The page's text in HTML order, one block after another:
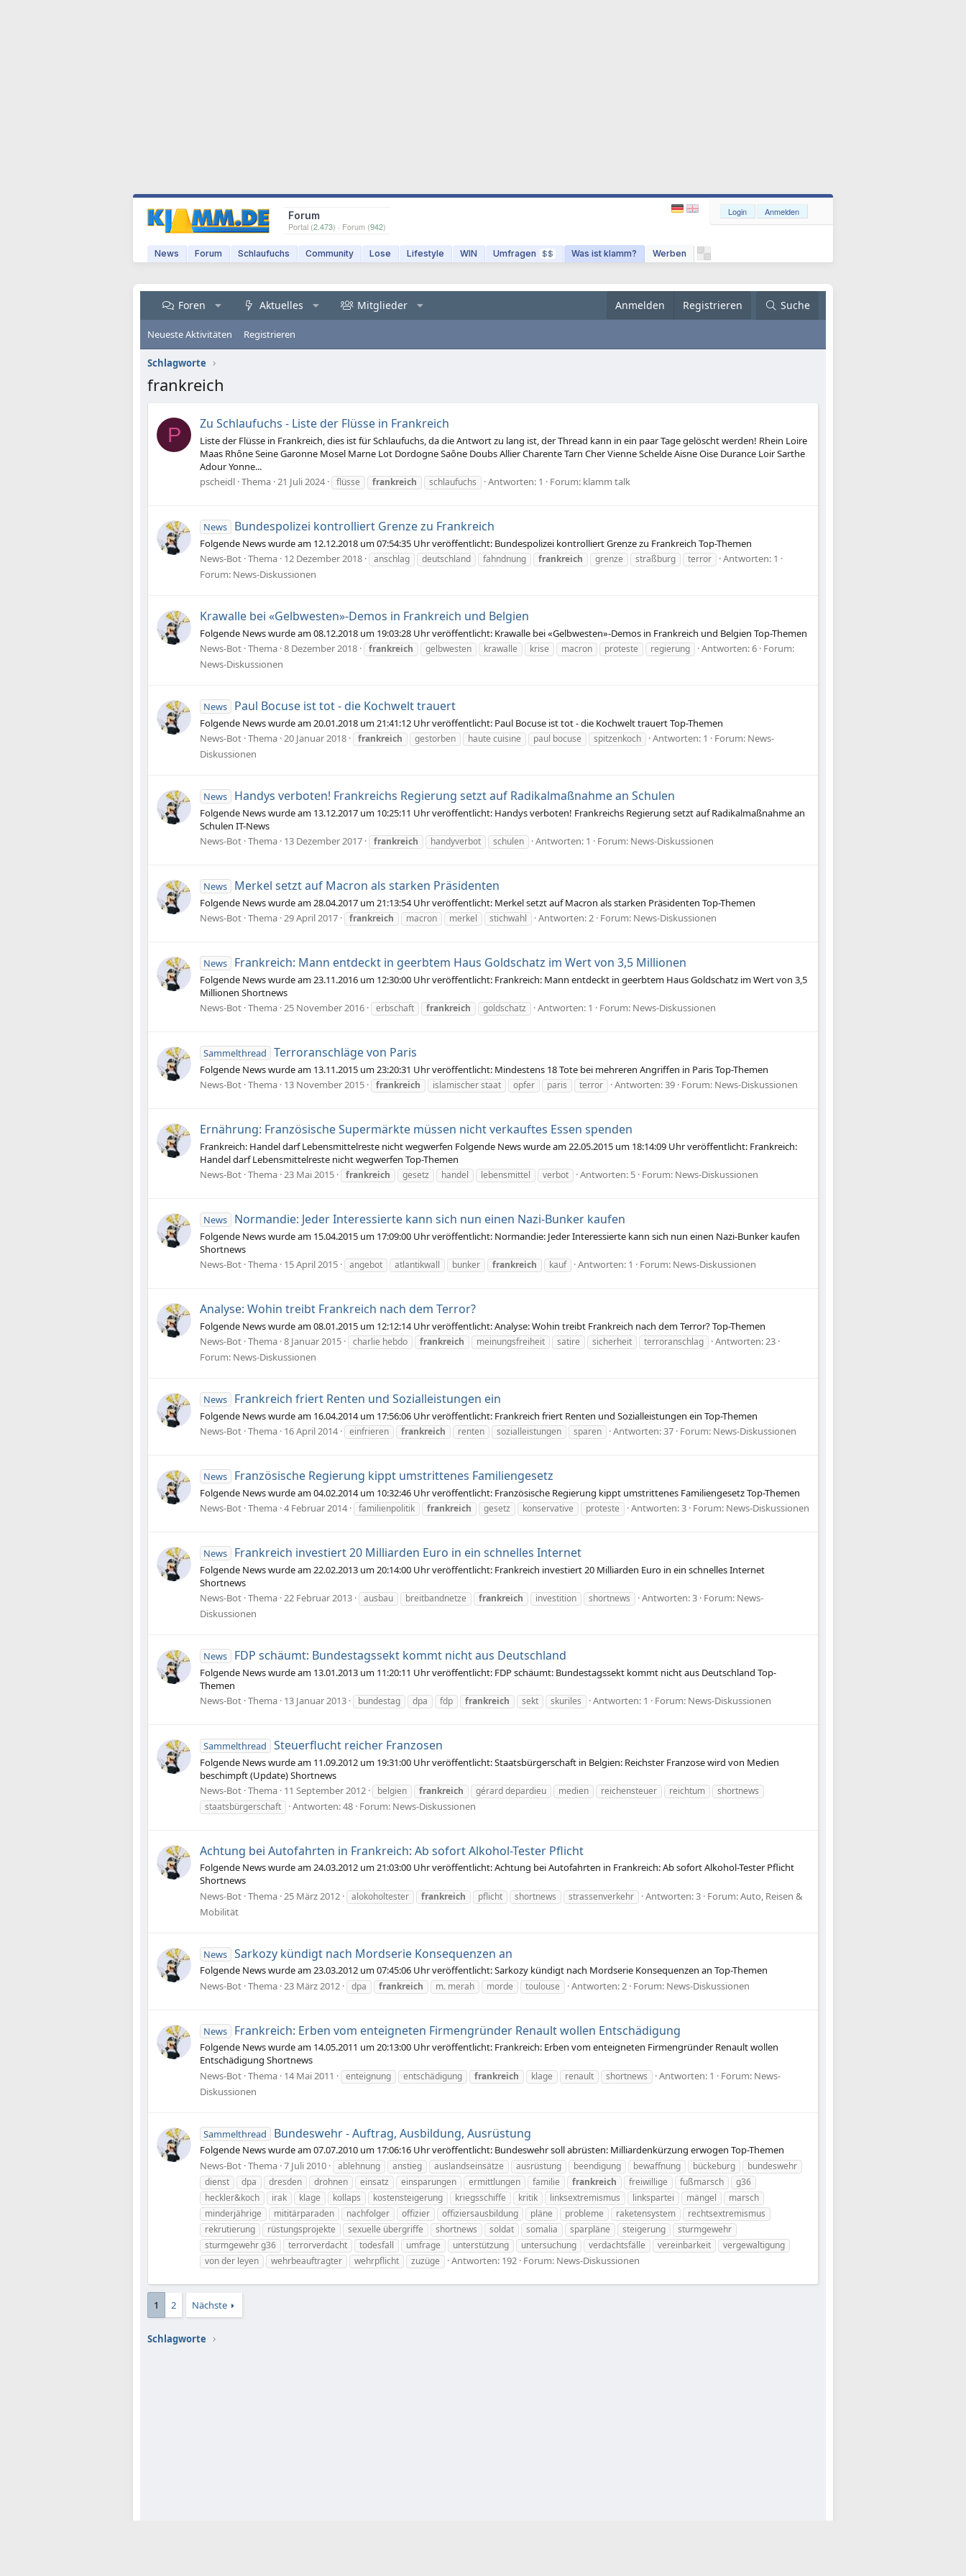
Forum
Portal (2.473) · Forum (942)
News Forum Schlaufuchs Community Lose Lifestyle WIN Umfragen $$ Was ist klamm? Werben
Login Anmelden
Foren Aktuelles Mitglieder Anmelden Registrieren Suche
Neueste Aktivitäten Registrieren
Schlagworte
frankreich
P Zu Schlaufuchs - Liste der Flüsse in Frankreich
Liste der Flüsse in Frankreich, dies ist für Schlaufuchs, da die Antwort zu lang ist, der Thread kann in ein paar Tage gelöscht werden! Rhein Loire
Maas Rhône Seine Garonne Mosel Marne Lot Dordogne Saône Doubs Allier Charente Tarn Cher Vienne Schelde Aisne Oise Durance Loir Sarthe
Adour Yonne...
pscheidl Thema 21 Juli 2024 flüsse frankreich schlaufuchs Antworten: 1 Forum: klamm talk
News Bundespolizei kontrolliert Grenze zu Frankreich
Folgende News wurde am 12.12.2018 um 07:54:35 Uhr veröffentlicht: Bundespolizei kontrolliert Grenze zu Frankreich Top-Themen
News-Bot Thema 12 Dezember 2018 anschlag deutschland fahndnung frankreich grenze straßburg terror
Antworten: 1
Forum: News-Diskussionen
Krawalle bei «Gelbwesten»-Demos in Frankreich und Belgien
Folgende News wurde am 08.12.2018 um 19:03:28 Uhr veröffentlicht: Krawalle bei «Gelbwesten»-Demos in Frankreich und Belgien Top-Themen
News-Bot Thema 8 Dezember 2018 frankreich gelbwesten krawalle krise macron proteste regierung Antworten: 6 Forum:
News-Diskussionen
News Paul Bocuse ist tot - die Kochwelt trauert
Folgende News wurde am 20.01.2018 um 21:41:12 Uhr veröffentlicht: Paul Bocuse ist tot - die Kochwelt trauert Top-Themen
News-Bot Thema 20 Januar 2018 frankreich gestorben haute cuisine paul bocuse spitzenkoch Antworten: 1 Forum: News-
Diskussionen
News Handys verboten! Frankreichs Regierung setzt auf Radikalmaßnahme an Schulen
Folgende News wurde am 13.12.2017 um 10:25:11 Uhr veröffentlicht: Handys verboten! Frankreichs Regierung setzt auf Radikalmaßnahme an
Schulen IT-News
News-Bot Thema 13 Dezember 2017 frankreich handyverbot schulen Antworten: 1 Forum: News-Diskussionen
News Merkel setzt auf Macron als starken Präsidenten
Folgende News wurde am 28.04.2017 um 21:13:54 Uhr veröffentlicht: Merkel setzt auf Macron als starken Präsidenten Top-Themen
News-Bot Thema 29 April 2017 frankreich macron merkel stichwahl Antworten: 2 Forum: News-Diskussionen
News Frankreich: Mann entdeckt in geerbtem Haus Goldschatz im Wert von 3,5 Millionen
Folgende News wurde am 23.11.2016 um 12:30:00 Uhr veröffentlicht: Frankreich: Mann entdeckt in geerbtem Haus Goldschatz im Wert von 3,5
Millionen Shortnews
News-Bot Thema 25 November 2016 erbschaft frankreich goldschatz Antworten: 1 Forum: News-Diskussionen
Sammelthread Terroranschläge von Paris
Folgende News wurde am 13.11.2015 um 23:20:31 Uhr veröffentlicht: Mindestens 18 Tote bei mehreren Angriffen in Paris Top-Themen
News-Bot Thema 13 November 2015 frankreich islamischer staat opfer paris terror Antworten: 39 Forum: News-Diskussionen
Ernährung: Französische Supermärkte müssen nicht verkauftes Essen spenden
Frankreich: Handel darf Lebensmittelreste nicht wegwerfen Folgende News wurde am 22.05.2015 um 18:14:09 Uhr veröffentlicht: Frankreich:
Handel darf Lebensmittelreste nicht wegwerfen Top-Themen
News-Bot Thema 23 Mai 2015 frankreich gesetz handel lebensmittel verbot Antworten: 5 Forum: News-Diskussionen
News Normandie: Jeder Interessierte kann sich nun einen Nazi-Bunker kaufen
Folgende News wurde am 15.04.2015 um 17:09:00 Uhr veröffentlicht: Normandie: Jeder Interessierte kann sich nun einen Nazi-Bunker kaufen
Shortnews
News-Bot Thema 15 April 2015 angebot atlantikwall bunker frankreich kauf Antworten: 1 Forum: News-Diskussionen
Analyse: Wohin treibt Frankreich nach dem Terror?
Folgende News wurde am 08.01.2015 um 12:12:14 Uhr veröffentlicht: Analyse: Wohin treibt Frankreich nach dem Terror? Top-Themen
News-Bot Thema 8 Januar 2015 charlie hebdo frankreich meinungsfreiheit satire sicherheit terroranschlag
Antworten: 23
Forum: News-Diskussionen
News Frankreich friert Renten und Sozialleistungen ein
Folgende News wurde am 16.04.2014 um 17:56:06 Uhr veröffentlicht: Frankreich friert Renten und Sozialleistungen ein Top-Themen
News-Bot Thema 16 April 2014 einfrieren frankreich renten sozialleistungen sparen Antworten: 37 Forum: News-Diskussionen
News Französische Regierung kippt umstrittenes Familiengesetz
Folgende News wurde am 04.02.2014 um 10:32:46 Uhr veröffentlicht: Französische Regierung kippt umstrittenes Familiengesetz Top-Themen
News-Bot Thema 4 Februar 2014 familienpolitik frankreich gesetz konservative proteste Antworten: 3 Forum: News-Diskussionen
News Frankreich investiert 20 Milliarden Euro in ein schnelles Internet
Folgende News wurde am 22.02.2013 um 20:14:00 Uhr veröffentlicht: Frankreich investiert 20 Milliarden Euro in ein schnelles Internet
Shortnews
News-Bot Thema 22 Februar 2013 ausbau breitbandnetze frankreich investition shortnews Antworten: 3 Forum: News-
Diskussionen
News FDP schäumt: Bundestagssekt kommt nicht aus Deutschland
Folgende News wurde am 13.01.2013 um 11:20:11 Uhr veröffentlicht: FDP schäumt: Bundestagssekt kommt nicht aus Deutschland Top-
Themen
News-Bot Thema 13 Januar 2013 bundestag dpa fdp frankreich sekt skuriles Antworten: 1 Forum: News-Diskussionen
Sammelthread Steuerflucht reicher Franzosen
Folgende News wurde am 11.09.2012 um 19:31:00 Uhr veröffentlicht: Staatsbürgerschaft in Belgien: Reichster Franzose wird von Medien
beschimpft (Update) Shortnews
News-Bot Thema 11 September 2012 belgien frankreich gérard depardieu medien reichensteuer reichtum
shortnews
staatsbürgerschaft
Antworten: 48 Forum: News-Diskussionen
Achtung bei Autofahrten in Frankreich: Ab sofort Alkohol-Tester Pflicht
Folgende News wurde am 24.03.2012 um 21:03:00 Uhr veröffentlicht: Achtung bei Autofahrten in Frankreich: Ab sofort Alkohol-Tester Pflicht
Shortnews
News-Bot Thema 25 März 2012 alokoholtester frankreich pflicht shortnews strassenverkehr Antworten: 3 Forum:Auto, Reisen &
Mobilität
News Sarkozy kündigt nach Mordserie Konsequenzen an
Folgende News wurde am 23.03.2012 um 07:45:06 Uhr veröffentlicht: Sarkozy kündigt nach Mordserie Konsequenzen an Top-Themen
News-Bot Thema 23 März 2012 dpa frankreich m. merah morde toulouse Antworten: 2 Forum: News-Diskussionen
News Frankreich: Erben vom enteigneten Firmengründer Renault wollen Entschädigung
Folgende News wurde am 14.05.2011 um 20:13:00 Uhr veröffentlicht: Frankreich: Erben vom enteigneten Firmengründer Renault wollen
Entschädigung Shortnews
News-Bot Thema 14 Mai 2011 enteignung entschädigung frankreich klage renault shortnews Antworten: 1 Forum: News-
Diskussionen
Sammelthread Bundeswehr - Auftrag, Ausbildung, Ausrüstung
Folgende News wurde am 07.07.2010 um 17:06:16 Uhr veröffentlicht: Bundeswehr soll abrüsten: Milliardenkürzung erwogen Top-Themen
News-Bot Thema 7 Juli 2010 ablehnung anstieg auslandseinsätze ausrüstung beendigung bewaffnung bückeburg
bundeswehr
dienst
dpa dresden drohnen einsatz einsparungen ermittlungen familie frankreich freiwillige fußmarsch
g36
heckler&koch
irak klage kollaps kostensteigerung kriegsschiffe kritik linksextremismus linkspartei mängel
marsch
minderjährige
mititärparaden nachfolger offizier offiziersausbildung pläne probleme raketensystem
rechtsextremismus
rekrutierung
rüstungsprojekte sexuelle übergriffe shortnews soldat somalia sparpläne steigerung
sturmgewehr
sturmgewehr g36
terrorverdacht todesfall umfrage unterstützung untersuchung verdachtsfälle vereinbarkeit
vergewaltigung
von der leyen
wehrbeauftragter wehrpflicht zuzüge Antworten: 192 Forum: News-Diskussionen
1 2 Nächste
Schlagworte